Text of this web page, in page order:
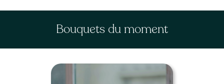
Bouquets du moment